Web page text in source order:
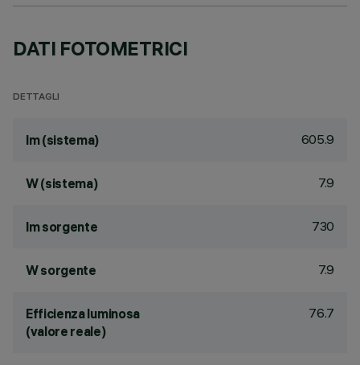
DATI FOTOMETRICI
DETTAGLI
lm (sistema) 605.9
W (sistema) 7.9
lm sorgente 730
W sorgente 7.9
Efficienza luminosa
(valore reale)
76.7